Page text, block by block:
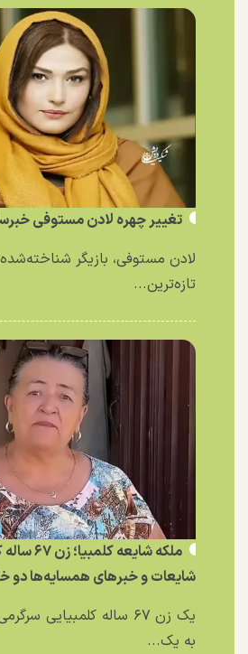
تغییر چهره لادن مستوفی
لادن مستوفی، بازیگر
تازه‌ترین...
ملکه
شایعات و خبر‌های همسایه‌ها دو
یک زن ۶۷ ساله کلمبیایی
به یک...